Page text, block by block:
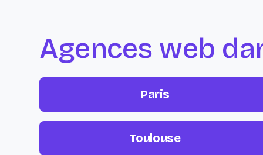
Agences web
Paris
Toulouse